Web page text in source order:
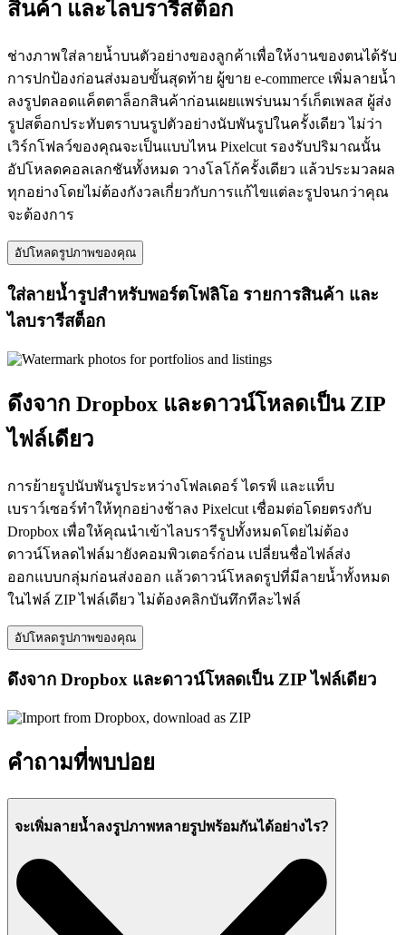
สินค้า และไลบรารีสต็อก
ช่างภาพใส่ลายน้ำบนตัวอย่างของลูกค้าเพื่อให้งานของตนได้รับ
การปกป้องก่อนส่งมอบขั้นสุดท้าย ผู้ขาย e-commerce เพิ่มลายน้ำ
ลงรูปตลอดแค็ตตาล็อกสินค้าก่อนเผยแพร่บนมาร์เก็ตเพลส ผู้ส่ง
รูปสต็อกประทับตราบนรูปตัวอย่างนับพันรูปในครั้งเดียว ไม่ว่า
เวิร์กโฟลว์ของคุณจะเป็นแบบไหน Pixelcut รองรับปริมาณนั้น
อัปโหลดคอลเลกชันทั้งหมด วางโลโก้ครั้งเดียว แล้วประมวลผล
ทุกอย่างโดยไม่ต้องกังวลเกี่ยวกับการแก้ไขแต่ละรูปจนกว่าคุณ
จะต้องการ
อัปโหลดรูปภาพของคุณ
ใส่ลายน้ำรูปสำหรับพอร์ตโฟลิโอ รายการสินค้า และ
ไลบรารีสต็อก
ดึงจาก Dropbox และดาวน์โหลดเป็น ZIP
ไฟล์เดียว
การย้ายรูปนับพันรูประหว่างโฟลเดอร์ ไดรฟ์ และแท็บ
เบราว์เซอร์ทำให้ทุกอย่างช้าลง Pixelcut เชื่อมต่อโดยตรงกับ
Dropbox เพื่อให้คุณนำเข้าไลบรารีรูปทั้งหมดโดยไม่ต้อง
ดาวน์โหลดไฟล์มายังคอมพิวเตอร์ก่อน เปลี่ยนชื่อไฟล์ส่ง
ออกแบบกลุ่มก่อนส่งออก แล้วดาวน์โหลดรูปที่มีลายน้ำทั้งหมด
ในไฟล์ ZIP ไฟล์เดียว ไม่ต้องคลิกบันทึกทีละไฟล์
อัปโหลดรูปภาพของคุณ
ดึงจาก Dropbox และดาวน์โหลดเป็น ZIP ไฟล์เดียว
คำถามที่พบบ่อย
จะเพิ่มลายน้ำลงรูปภาพหลายรูปพร้อมกันได้อย่างไร?